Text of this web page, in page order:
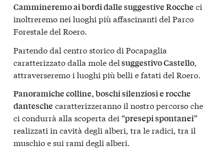
Cammineremo ai bordi dalle suggestive Rocche ci
inoltreremo nei luoghi più affascinanti del Parco
Forestale del Roero.
Partendo dal centro storico di Pocapaglia
caratterizzato dalla mole delsuggestivo Castello,
attraverseremo i luoghi più belli e fatati del Roero.
Panoramiche colline, boschi silenziosi e rocche
dantesche caratterizzeranno il nostro percorso che
ci condurrà alla scoperta dei “presepi spontanei”
realizzati in cavità degli alberi, tra le radici, tra il
muschio e sui rami degli alberi.